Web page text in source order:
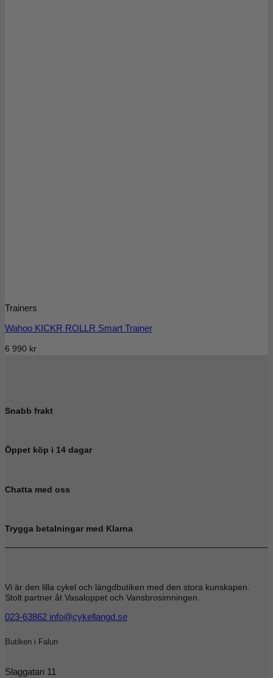
Trainers
Wahoo KICKR ROLLR Smart Trainer
6 990 kr
Snabb frakt
Öppet köp i 14 dagar
Chatta med oss
Trygga betalningar med Klarna
Vi är den lilla cykel och längdbutiken med den stora kunskapen.
Stolt partner åt Vasaloppet och Vansbrosimningen.
023-63862 info@cykellangd.se
Butiken i Falun
Slaggatan 11